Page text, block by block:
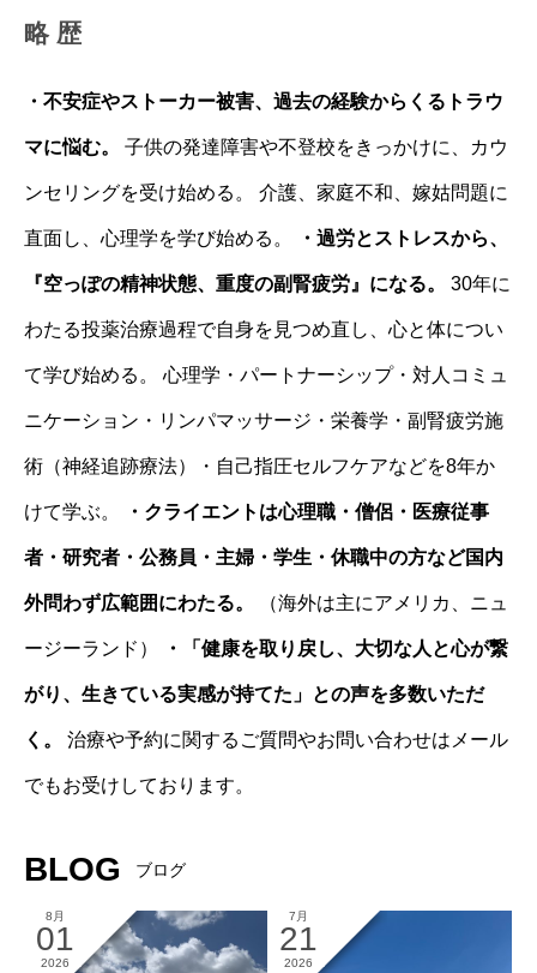
略 歴
・不安症やストーカー被害、過去の経験からくるトラウ
マに悩む。 子供の発達障害や不登校をきっかけに、カウ
ンセリングを受け始める。 介護、家庭不和、嫁姑問題に
直面し、心理学を学び始める。 ・過労とストレスから、
『空っぽの精神状態、重度の副腎疲労』になる。 30年に
わたる投薬治療過程で自身を見つめ直し、心と体につい
て学び始める。 心理学・パートナーシップ・対人コミュ
ニケーション・リンパマッサージ・栄養学・副腎疲労施
術（神経追跡療法）・自己指圧セルフケアなどを8年か
けて学ぶ。 ・クライエントは心理職・僧侶・医療従事
者・研究者・公務員・主婦・学生・休職中の方など国内
外問わず広範囲にわたる。 （海外は主にアメリカ、ニュ
ージーランド） ・「健康を取り戻し、大切な人と心が繋
がり、生きている実感が持てた」との声を多数いただ
く。 治療や予約に関するご質問やお問い合わせはメール
でもお受けしております。
BLOG ブログ
8月
01
2026
7月
21
2026